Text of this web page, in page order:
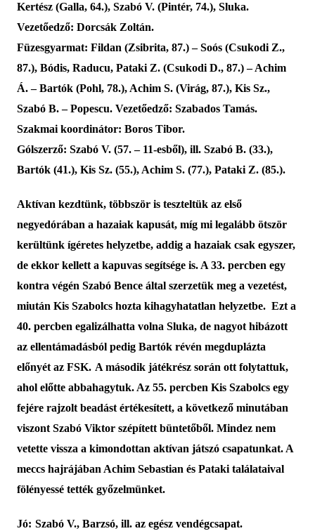
Kertész (Galla, 64.), Szabó V. (Pintér, 74.), Sluka.
Vezetőedző: Dorcsák Zoltán.
Füzesgyarmat: Fildan (Zsibrita, 87.) – Soós (Csukodi Z.,
87.), Bódis, Raducu, Pataki Z. (Csukodi D., 87.) – Achim
Á. – Bartók (Pohl, 78.), Achim S. (Virág, 87.), Kis Sz.,
Szabó B. – Popescu. Vezetőedző: Szabados Tamás.
Szakmai koordinátor: Boros Tibor.
Gólszerző: Szabó V. (57. – 11-esből), ill. Szabó B. (33.),
Bartók (41.), Kis Sz. (55.), Achim S. (77.), Pataki Z. (85.).
Aktívan kezdtünk, többször is teszteltükaz első
negyedórában a hazaiak kapusát, míg mi legalább ötször
kerültünk ígéretes helyzetbe, addig a hazaiak csak egyszer,
de ekkor kellett a kapuvas segítsége is. A33. percben egy
kontra végén Szabó Benceáltal szerzetük meg a vezetést,
miután Kis Szabolcs hozta kihagyhatatlan helyzetbe. Ezt a
40. percben egalizálhatta volna Sluka, de nagyot hibázott
az ellentámadásból pedig Bartók révén megduplázta
előnyét az FSK. A második játékrész során ott folytattuk,
ahol előtte abbahagytuk. Az 55. percben Kis Szabolcsegy
fejére rajzolt beadást értékesített, a következő minutában
viszont Szabó Viktor szépített büntetőből. Mindez nem
vetette vissza a kimondottan aktívan játszó csapatunkat. A
meccs hajrájában Achim Sebastian és Pataki találataival
fölényessé tették győzelmünket.
Jó: Szabó V., Barzsó, ill. az egész vendégcsapat.